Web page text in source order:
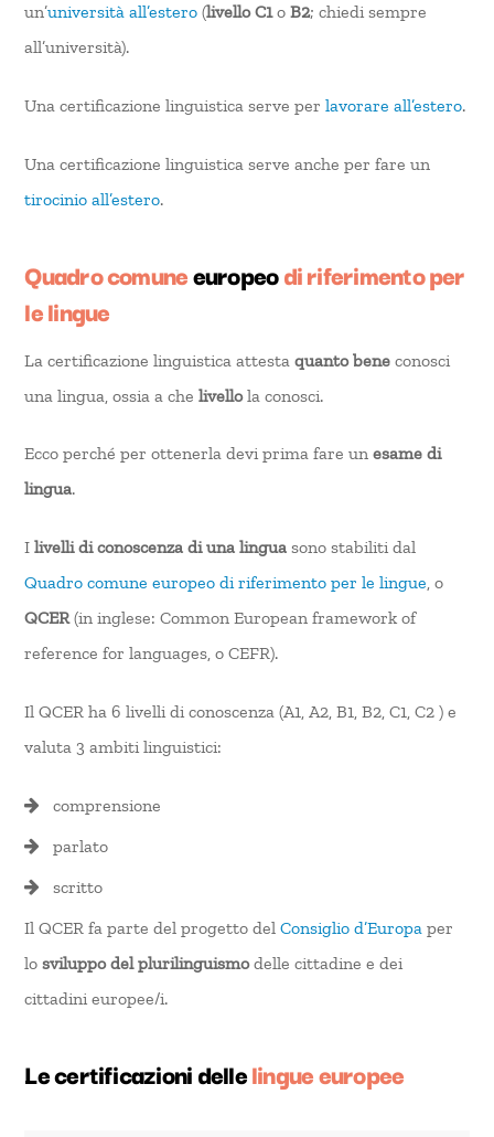
un’università all’estero (livello C1o B2; chiedi sempre
all’università).
Una certificazione linguistica serve perlavorare all’estero.
Una certificazione linguistica serve anche per fare un
tirocinio all’estero.
Quadro comuneeuropeodi riferimento per
le lingue
La certificazione linguistica attestaquanto bene conosci
una lingua, ossia a chelivellola conosci.
Ecco perché per ottenerla devi prima fare unesame di
lingua.
Ilivelli di conoscenza di una linguasono stabiliti dal
Quadro comuneeuropeo di riferimento per le lingue, o
QCER(in inglese: Common European framework of
reference for languages, o CEFR).
Il QCER ha 6 livelli di conoscenza (A1, A2, B1, B2, C1, C2 ) e
valuta 3 ambiti linguistici:
comprensione
parlato
scritto
Il QCER fa parte del progetto delConsiglio d’Europa per
losviluppo del plurilinguismodelle cittadine e dei
cittadini europee/i.
Le certificazioni dellelingue europee